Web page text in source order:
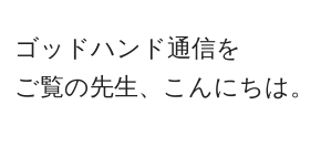
ゴッドハンド通信を
ご覧の先生、こんにちは。